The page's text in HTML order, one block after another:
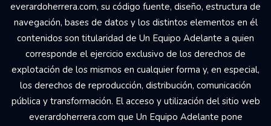
everardoherrera.com, su código fuente, diseño, estructura de
navegación, bases de datos y los distintos elementos en él
contenidos son titularidad de Un Equipo Adelante a quien
corresponde el ejercicio exclusivo de los derechos de
explotación de los mismos en cualquier forma y, en especial,
los derechos de reproducción, distribución, comunicación
pública y transformación. El acceso y utilización del sitio web
everardoherrera.com que Un Equipo Adelante pone